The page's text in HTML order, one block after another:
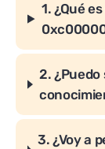
1. ¿Qué
2. ¿Puedo
3.¿Voy a